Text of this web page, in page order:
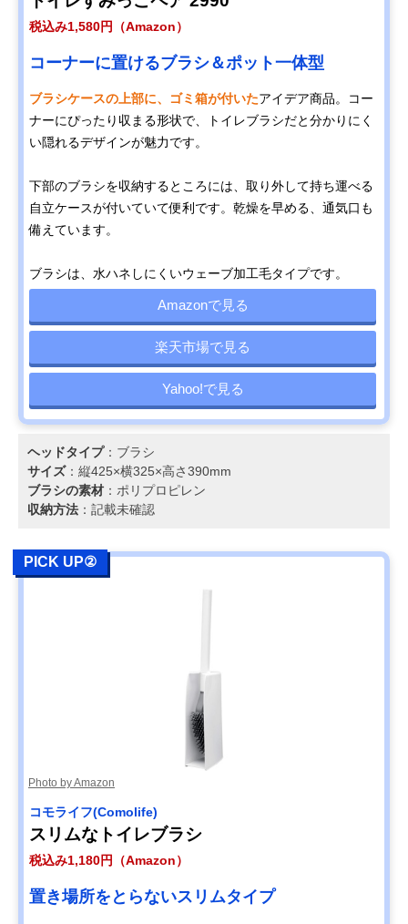
税込み1,580円（Amazon）
コーナーに置けるブラシ＆ポット一体型
ブラシケースの上部に、ゴミ箱が付いたアイデア商品。コー
ナーにぴったり収まる形状で、トイレブラシだと分かりにく
い隠れるデザインが魅力です。
下部のブラシを収納するところには、取り外して持ち運べる
自立ケースが付いていて便利です。乾燥を早める、通気口も
備えています。
ブラシは、水ハネしにくいウェーブ加工毛タイプです。
Amazonで見る
楽天市場で見る
Yahoo!で見る
ヘッドタイプ：ブラシ
サイズ：縦425×横325×高さ390mm
ブラシの素材 ：ポリプロピレン
収納方法 ：記載未確認
PICK UP②
Photo by Amazon
‎コモライフ(Comolife)
スリムなトイレブラシ
税込み1,180円（Amazon）
置き場所をとらないスリムタイプ